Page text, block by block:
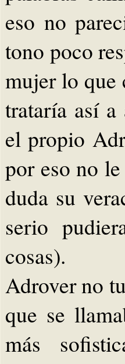
eso no
tono poco
mujer lo que
trataría así a
el propio
por eso no
duda su
serio
cosas).
Adrover no
que se
más